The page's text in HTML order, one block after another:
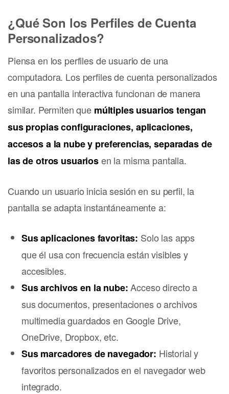
¿Qué Son los Perfiles de Cuenta
Personalizados?
Piensa en los perfiles de usuario de una
computadora. Los perfiles de cuenta personalizados
en una pantalla interactiva funcionan de manera
similar. Permiten que múltiples usuarios tengan
sus propias configuraciones, aplicaciones,
accesos a la nube y preferencias, separadas de
las de otros usuariosen la misma pantalla.
Cuando un usuario inicia sesión en su perfil, la
pantalla se adapta instantáneamente a:
Sus aplicaciones favoritas: Solo las apps
que él usa con frecuencia están visibles y
accesibles.
Sus archivos en la nube:Acceso directo a
sus documentos, presentaciones o archivos
multimedia guardados en Google Drive,
OneDrive, Dropbox, etc.
Sus marcadores de navegador: Historial y
favoritos personalizados en el navegador web
integrado.